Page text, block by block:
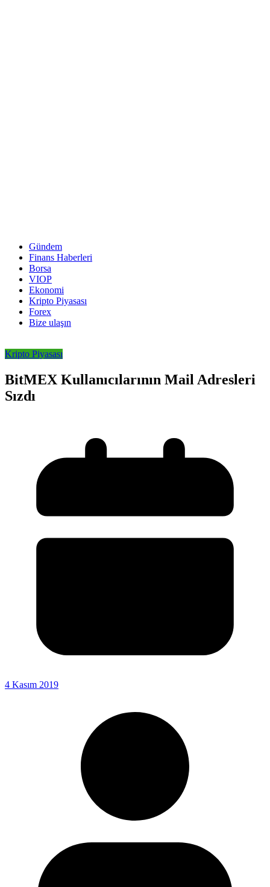
Gündem
Finans Haberleri
Borsa
VIOP
Ekonomi
Kripto Piyasası
Forex
Bize ulaşın
Kripto Piyasası
BitMEX Kullanıcılarının Mail Adresleri
Sızdı
4 Kasım 2019